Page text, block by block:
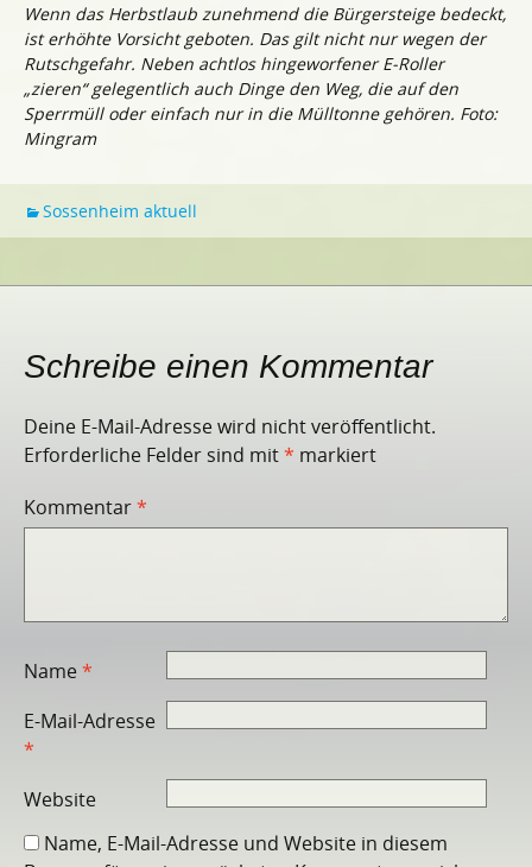
Wenn das Herbstlaub zunehmend die Bürgersteige bedeckt,
ist erhöhte Vorsicht geboten. Das gilt nicht nur wegen der
Rutschgefahr. Neben achtlos hingeworfener E-Roller
„zieren“ gelegentlich auch Dinge den Weg, die auf den
Sperrmüll oder einfach nur in die Mülltonne gehören. Foto:
Mingram
Sossenheim aktuell
Schreibe einen Kommentar
Deine E-Mail-Adresse wird nicht veröffentlicht.
Erforderliche Felder sind mit* markiert
Kommentar*
Name*
E-Mail-Adresse
*
Website
Name, E-Mail-Adresse und Website in diesem